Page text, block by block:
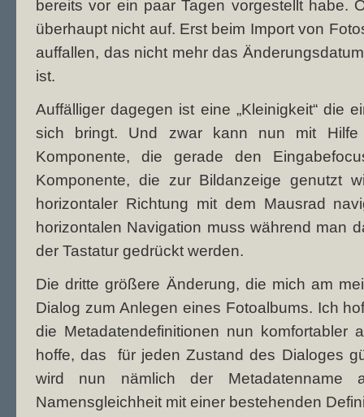
bereits vor ein paar Tagen vorgestellt habe.
überhaupt nicht auf. Erst beim Import von
auffallen, das nicht mehr das
ist.
Auffälliger dagegen ist eine „Kleinigkeit“ die
sich bringt. Und zwar kann nun mit
Komponente, die gerade den
Komponente, die zur Bildanzeige genutzt
horizontaler Richtung mit dem Mausrad
horizontalen Navigation muss während man
der Tastatur gedrückt werden.
Die dritte größere Änderung, die mich am
Dialog zum Anlegen eines Fotoalbums. Ich
die Metadatendefinitionen nun komfortabler
hoffe, das für jeden Zustand des Dialoges
wird nun nämlich der Metadatenname
Namensgleichheit mit einer bestehenden